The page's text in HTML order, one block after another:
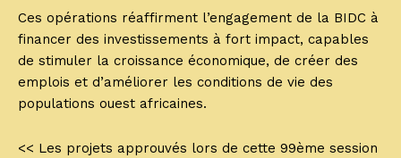
Ces opérations réaffirment l’engagement de la BIDC à
financer des investissements à fort impact, capables
de stimuler la croissance économique, de créer des
emplois et d’améliorer les conditions de vie des
populations ouest africaines.
<< Les projets approuvés lors de cette 99ème session